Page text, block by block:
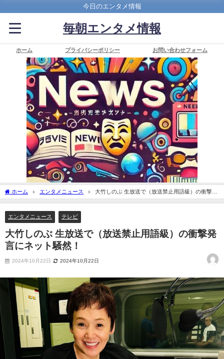
今日のエンタメ情報
毎朝エンタメ情報
ホーム プライバシーポリシー お問い合わせフォーム
ホーム エンタメニュース
大竹しのぶ 生放送で（放送禁止用語級）の衝撃発
言にネット騒然！
エンタメニュース テレビ
大竹しのぶ 生放送で（放送禁止用語級）の衝撃発
言にネット騒然！
2024年10月22日 2024年10月22日